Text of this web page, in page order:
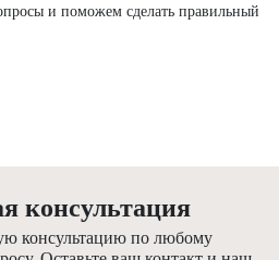
и поможем сделать правильный
консультация
консультацию по любому